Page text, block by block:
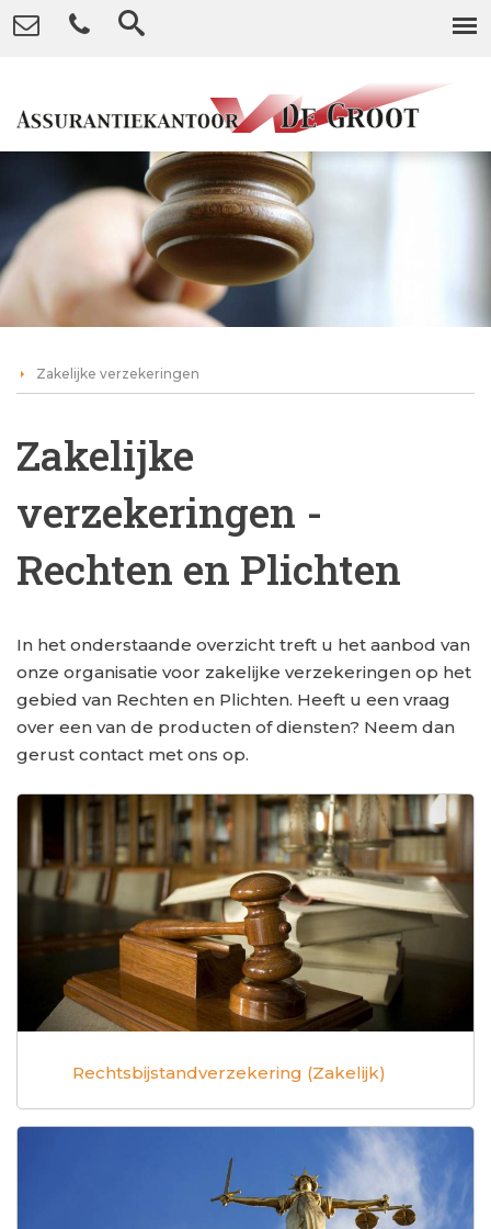
Zakelijke verzekeringen
Zakelijke
verzekeringen -
Rechten en Plichten
In het onderstaande overzicht treft u het aanbod van
onze organisatie voor zakelijke verzekeringen op het
gebied van Rechten en Plichten. Heeft u een vraag
over een van de producten of diensten? Neem dan
gerust contact met ons op.
Rechtsbijstandverzekering (Zakelijk)